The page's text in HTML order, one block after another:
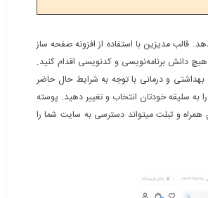
قالب مدیزین با استفاده از افزونه صفحه ساز
دانش برنامه‌نویسی و کدنویسی اقدام کنید.
و درمانی با توجه به شرایط حال حاضر
و دموی مختلف طراحی سایت خود را به سلیقه خودتان انتخاب و تغییر دهید. پوسته
و تبلت میتواند دسترسی به سایت شما را